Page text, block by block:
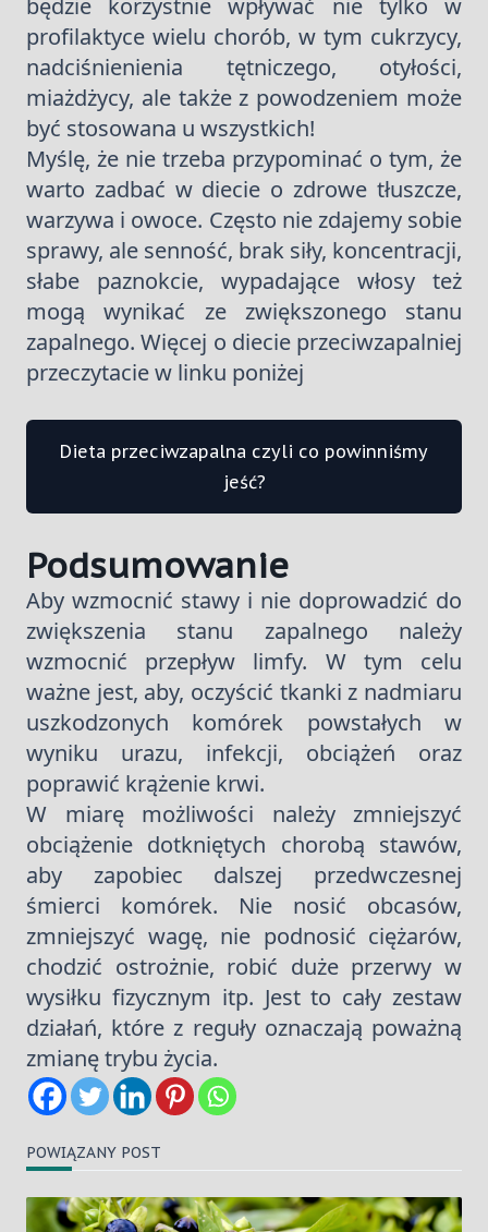
profilaktyce wielu chorób, w tym cukrzycy,
nadciśnienienia tętniczego, otyłości,
miażdżycy, ale także z powodzeniem może
być stosowana u wszystkich!
Myślę, że nie trzeba przypominać o tym, że
warto zadbać w diecie o zdrowe tłuszcze,
warzywa i owoce. Często nie zdajemy sobie
sprawy, ale senność, brak siły, koncentracji,
słabe paznokcie, wypadające włosy też
mogą wynikać ze zwiększonego stanu
zapalnego. Więcej o diecie przeciwzapalniej
przeczytacie w linku poniżej
Dieta przeciwzapalna czyli co powinniśmy
jeść?
Podsumowanie
Aby wzmocnić stawy i nie doprowadzić do
zwiększenia stanu zapalnego należy
wzmocnić przepływ limfy. W tym celu
ważne jest, aby, oczyścić tkanki z nadmiaru
uszkodzonych komórek powstałych w
wyniku urazu, infekcji, obciążeń oraz
poprawić krążenie krwi.
W miarę możliwości należy zmniejszyć
obciążenie dotkniętych chorobą stawów,
aby zapobiec dalszej przedwczesnej
śmierci komórek. Nie nosić obcasów,
zmniejszyć wagę, nie podnosić ciężarów,
chodzić ostrożnie, robić duże przerwy w
wysiłku fizycznym itp. Jest to cały zestaw
działań, które z reguły oznaczają poważną
zmianę trybu życia.
POWIĄZANY POST